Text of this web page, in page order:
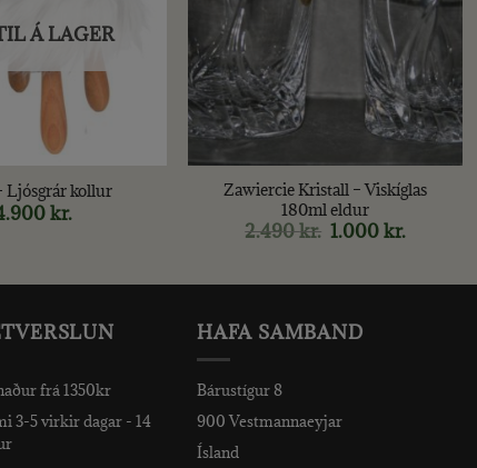
Á LAGER
Ljósgrár kollur
kr.
Zawiercie Kristall – Viskíglas
180ml eldur
2.490kr. Original
price
1.000kr.
frá 1350kr
3-5 virkir dagar - 14
HAFA SAMBAND
Bárustígur 8
900 Vestmannaeyjar
Ísland